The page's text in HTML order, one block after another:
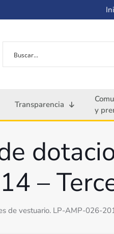
Transparencia
y
–
de vestuario. LP-AMP-026-